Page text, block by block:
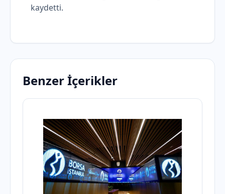
kaydetti.
Benzer İçerikler